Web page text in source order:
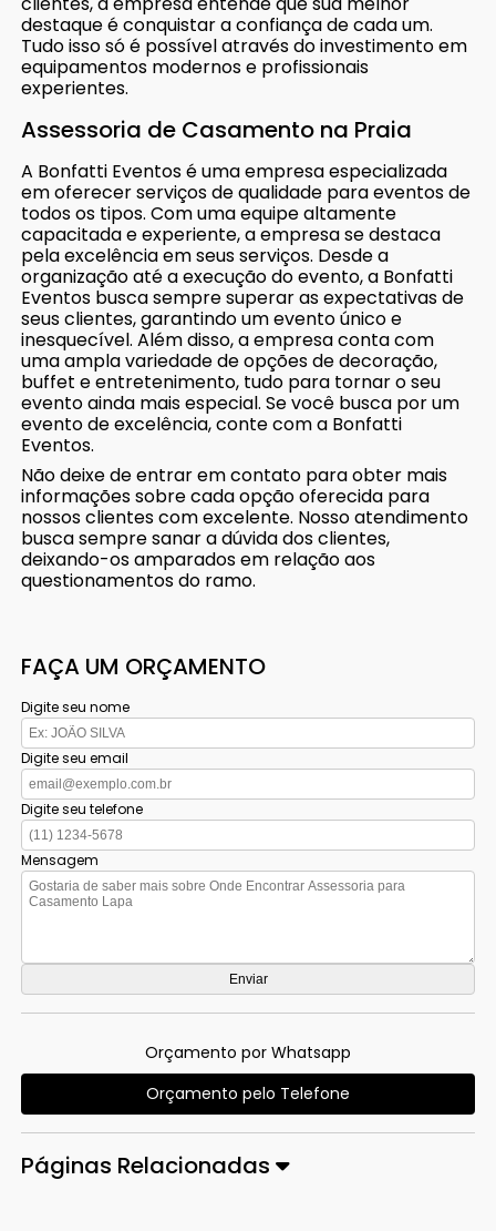
destaque é conquistar a confiança de cada um.
Tudo isso só é possível através do investimento em
equipamentos modernos e profissionais
experientes.
Assessoria de Casamento na Praia
A Bonfatti Eventos é uma empresa especializada
em oferecer serviços de qualidade para eventos de
todos os tipos. Com uma equipe altamente
capacitada e experiente, a empresa se destaca
pela excelência em seus serviços. Desde a
organização até a execução do evento, a Bonfatti
Eventos busca sempre superar as expectativas de
seus clientes, garantindo um evento único e
inesquecível. Além disso, a empresa conta com
uma ampla variedade de opções de decoração,
buffet e entretenimento, tudo para tornar o seu
evento ainda mais especial. Se você busca por um
evento de excelência, conte com a Bonfatti
Eventos.
Não deixe de entrar em contato para obter mais
informações sobre cada opção oferecida para
nossos clientes com excelente. Nosso atendimento
busca sempre sanar a dúvida dos clientes,
deixando-os amparados em relação aos
questionamentos do ramo.
FAÇA UM ORÇAMENTO
Digite seu nome
Digite seu email
Digite seu telefone
Mensagem
Orçamento por Whatsapp
Orçamento pelo Telefone
Páginas Relacionadas